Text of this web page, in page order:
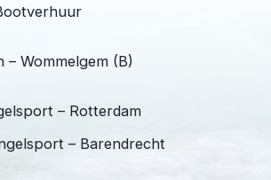
– Wommelgem (B)
– Rotterdam
– Barendrecht